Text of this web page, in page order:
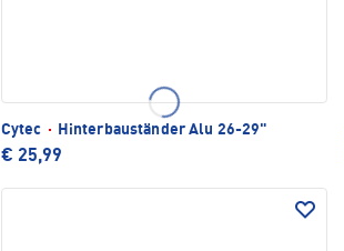
Cytec · Hinterbauständer Alu 26-29"
€ 25,99